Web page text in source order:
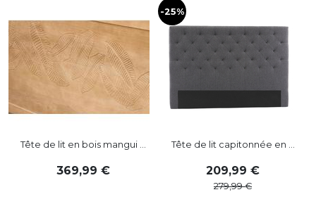
Tête de lit en bois mangui ...
369,99
-25%
Tête de lit capitonnée en ...
209,99
279,99